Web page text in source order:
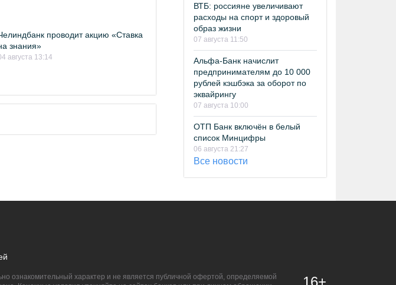
проводит акцию «Ставка
знания»
августа 13:14
ВТБ: россияне увеличивают
расходы на спорт и здоровый
образ жизни
07 августа 11:50
Альфа-Банк начислит
предпринимателям до 10 000
рублей кэшбэка за оборот по
эквайрингу
07 августа 10:00
ОТП Банк включён в белый
список Минцифры
06 августа 21:27
Все новости
ознакомительный характер и не является публичной офертой, определяемой
16+